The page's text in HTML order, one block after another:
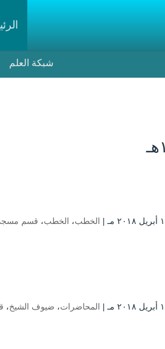
شبكة العلم
الخطب، الخطب، قسم مسجد
المحاضرات، ضيوف الشيخ،